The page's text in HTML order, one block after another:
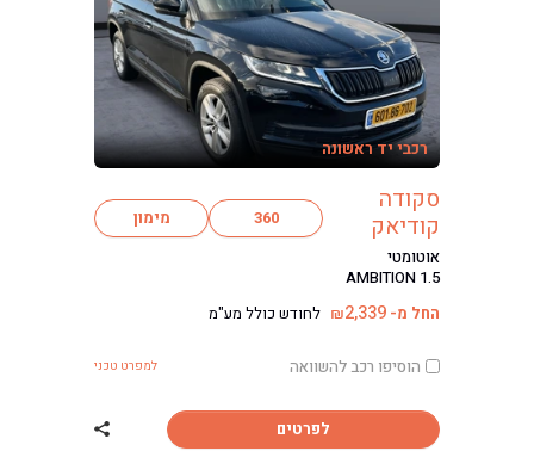
רכבי יד ראשונה
סקודה
קודיאק
אוטומטי
AMBITION 1.5
360 מימון
החל מ- ₪2,339 לחודש כולל מע"מ
הוסיפו רכב להשוואה למפרט טכני
לפרטים שתף רכב סקודה